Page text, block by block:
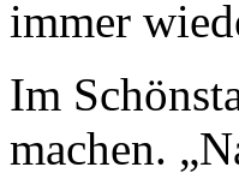
immer
Im
machen.